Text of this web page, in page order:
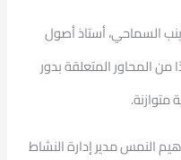
السماحي، أستاذ أصول
من المحاور المتعلقة بدور
متوازنة.
النمس مدير إدارة النشاط